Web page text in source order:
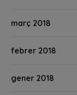
març 2018
febrer 2018
gener 2018